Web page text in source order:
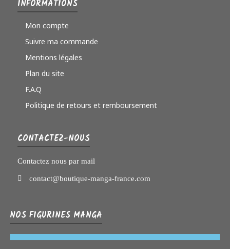
INFORMATIONS
Mon compte
Suivre ma commande
Mentions légales
Plan du site
F.A.Q
Politique de retours et remboursement
CONTACTEZ-NOUS
Contactez nous par mail
contact@boutique-manga-france.com
NOS FIGURINES MANGA